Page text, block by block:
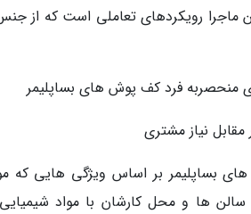
ماجرا رویکردهای تعاملی است که از
منحصربه فرد کف پوش های بساپلیمر
مقابل نیاز مشتری
بساپلیمر بر اساس ویژگی هایی که
ها و محل کارشان با مواد شیمیایی